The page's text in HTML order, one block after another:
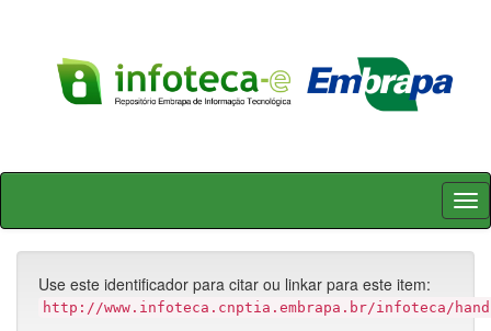
Skip
Use este identificador para citar ou linkar para este item:
http://www.infoteca.cnptia.embrapa.br/infoteca/